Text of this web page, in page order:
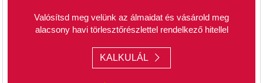
Valósítsd meg velünk az álmaidat és vásárold meg
alacsony havi törlesztőrészlettel rendelkező hitellel
KALKULÁL